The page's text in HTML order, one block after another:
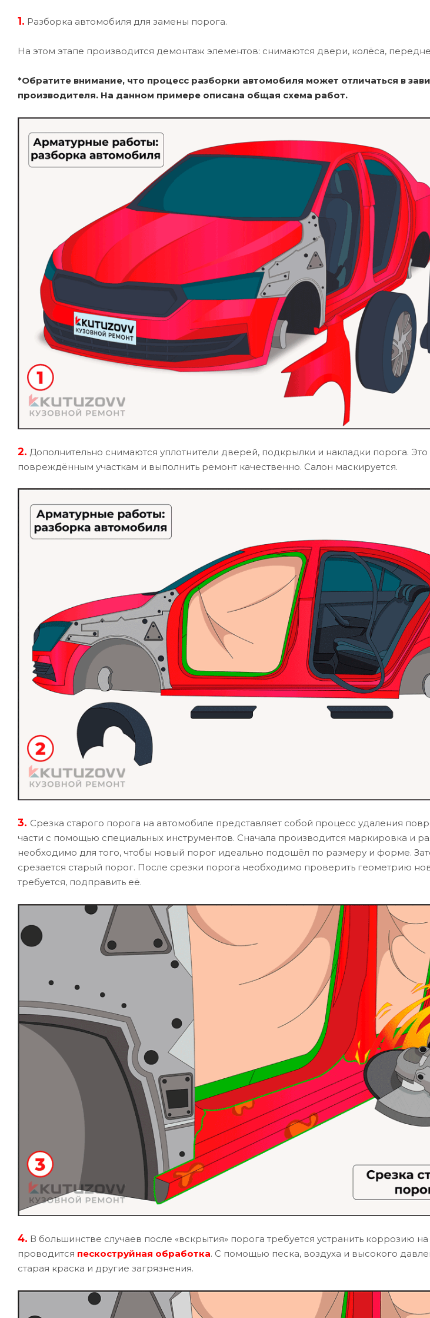
1. Разборка автомобиля для замены порога.
На этом этапе производится демонтаж элементов: снимаются двери, колёса,
*Обратите внимание, что процесс разборки автомобиля может отличаться в
производителя. На данном примере описана общая схема работ.
2. Дополнительно снимаются уплотнители дверей, подкрылки и накладки порога. Это
повреждённым участкам и выполнить ремонт качественно. Салон маскируется.
3. Срезка старого порога на автомобиле представляет собой процесс удаления
части с помощью специальных инструментов. Сначала производится маркировка и
необходимо для того, чтобы новый порог идеально подошёл по размеру и форме.
срезается старый порог. После срезки порога необходимо проверить геометрию
требуется, подправить её.
4. В большинстве случаев после «вскрытия» порога требуется устранить коррозию
проводится пескоструйная обработка. С помощью песка, воздуха и высокого
старая краска и другие загрязнения.